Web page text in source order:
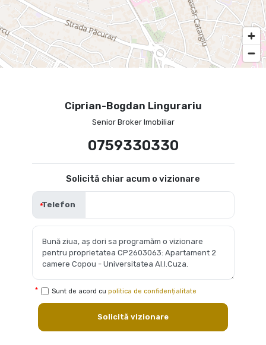
Ciprian-Bogdan Lingurariu
Senior Broker Imobiliar
0759330330
Solicită chiar acum o vizionare
Telefon
Sunt de acord cu politica de confidențialitate
Solicită vizionare